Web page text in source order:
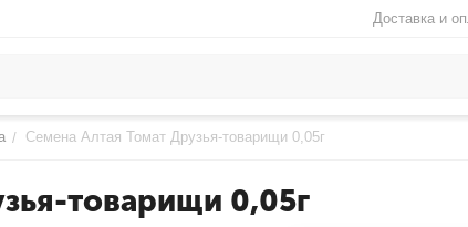
Доставка и
/ Семена Алтая Томат Друзья-товарищи 0,05г
товарищи 0,05г